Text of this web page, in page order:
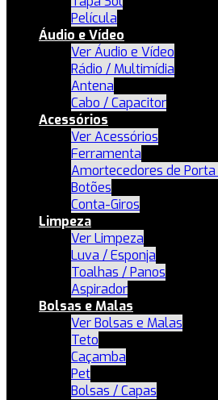
Película
Áudio e Vídeo
Ver Áudio e Vídeo
Rádio / Multimídia
Antena
Cabo / Capacitor
Acessórios
Ver Acessórios
Ferramenta
Amortecedores de
Botões
Conta-Giros
Limpeza
Ver Limpeza
Luva / Esponja
Toalhas / Panos
Aspirador
Bolsas e Malas
Ver Bolsas e Malas
Teto
Caçamba
Pet
Bolsas / Capas